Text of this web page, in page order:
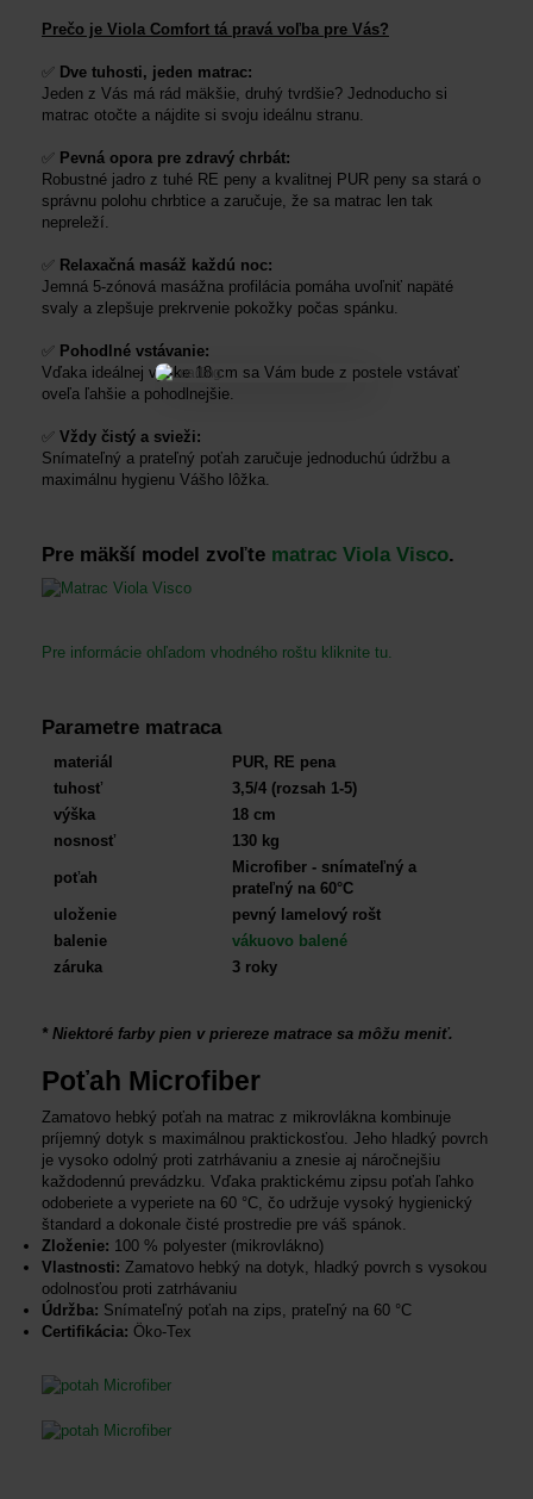
Prečo je Viola Comfort tá pravá voľba pre Vás?
✅ Dve tuhosti, jeden matrac:
Jeden z Vás má rád mäkšie, druhý tvrdšie? Jednoducho si
matrac otočte a nájdite si svoju ideálnu stranu.
✅ Pevná opora pre zdravý chrbát:
Robustné jadro z tuhé RE peny a kvalitnej PUR peny sa stará o
správnu polohu chrbtice a zaručuje, že sa matrac len tak
nepreleží.
✅ Relaxačná masáž každú noc:
Jemná 5-zónová masážna profilácia pomáha uvoľniť napäté
svaly a zlepšuje prekrvenie pokožky počas spánku.
✅ Pohodlné vstávanie:
Vďaka ideálnej výške 18 cm sa Vám bude z postele vstávať
oveľa ľahšie a pohodlnejšie.
✅ Vždy čistý a svieži:
Snímateľný a prateľný poťah zaručuje jednoduchú údržbu a
maximálnu hygienu Vášho lôžka.
Pre mäkší model zvoľte matrac Viola Visco.
Pre informácie ohľadom vhodného roštu kliknite tu.
Parametre matraca
materiál
PUR, RE pena
tuhosť
3,5/4 (rozsah 1-5)
výška
18 cm
nosnosť
130 kg
poťah
Microfiber - snímateľný a
prateľný na 60°C
uloženie
pevný lamelový rošt
balenie
vákuovo balené
záruka
3 roky
* Niektoré farby pien v priereze matrace sa môžu meniť.
Poťah Microfiber
Zamatovo hebký poťah na matrac z mikrovlákna kombinuje
príjemný dotyk s maximálnou praktickosťou. Jeho hladký povrch
je vysoko odolný proti zatrhávaniu a znesie aj náročnejšiu
každodennú prevádzku. Vďaka praktickému zipsu poťah ľahko
odoberiete a vyperiete na 60 °C, čo udržuje vysoký hygienický
štandard a dokonale čisté prostredie pre váš spánok.
Zloženie: 100 % polyester (mikrovlákno)
Vlastnosti: Zamatovo hebký na dotyk, hladký povrch s vysokou
odolnosťou proti zatrhávaniu
Údržba: Snímateľný poťah na zips, prateľný na 60 °C
Certifikácia: Öko-Tex